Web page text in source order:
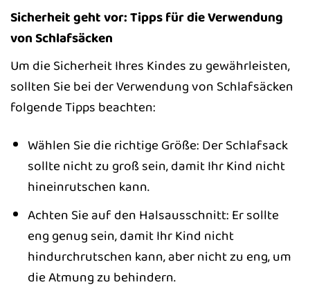
Sicherheit geht vor: Tipps für die Verwendung
von Schlafsäcken
Um die Sicherheit Ihres Kindes zu gewährleisten,
sollten Sie bei der Verwendung von Schlafsäcken
folgende Tipps beachten:
Wählen Sie die richtige Größe: Der Schlafsack
sollte nicht zu groß sein, damit Ihr Kind nicht
hineinrutschen kann.
Achten Sie auf den Halsausschnitt: Er sollte
eng genug sein, damit Ihr Kind nicht
hindurchrutschen kann, aber nicht zu eng, um
die Atmung zu behindern.